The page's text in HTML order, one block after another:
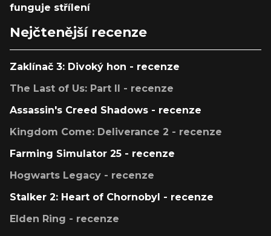
funguje střílení
Nejčtenější recenze
Zaklínač 3: Divoký hon - recenze
The Last of Us: Part II - recenze
Assassin's Creed Shadows - recenze
Kingdom Come: Deliverance 2 - recenze
Farming Simulator 25 - recenze
Hogwarts Legacy - recenze
Stalker 2: Heart of Chornobyl - recenze
Elden Ring - recenze